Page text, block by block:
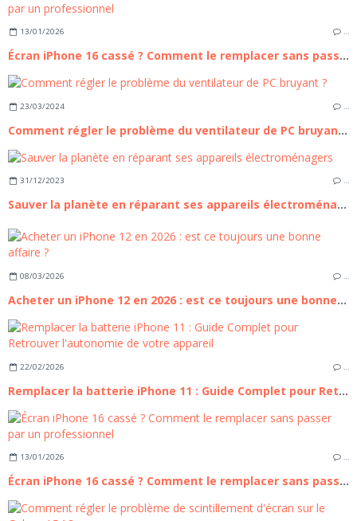
13/01/2026 …
Écran iPhone 16 cassé ? Comment le remplacer sans passer par un professionnel
23/03/2024 …
Comment régler le problème du ventilateur de PC bruyant ?
31/12/2023 …
Sauver la planète en réparant ses appareils électroménagers
08/03/2026 …
Acheter un iPhone 12 en 2026 : est ce toujours une bonne affaire ?
22/02/2026 …
Remplacer la batterie iPhone 11 : Guide Complet pour Retrouver l'autonomie de votre appareil
13/01/2026 …
Écran iPhone 16 cassé ? Comment le remplacer sans passer par un professionnel